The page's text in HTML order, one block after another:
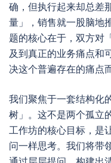
确，但执行起来却总差
量」，销售就一股脑地
题的核心在于，双方对
及到真正的业务痛点和
决这个普遍存在的痛点
我们聚焦于一套结构
树」。这不是两个孤立
工作坊的核心目标，是
问一样思考。我们将带